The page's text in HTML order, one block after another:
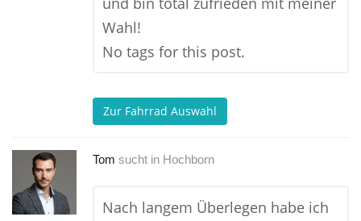
Wahl!
No tags for this post.
Zur Fahrrad Auswahl
Tom sucht in Hochborn
Nach langem Überlegen habe ich